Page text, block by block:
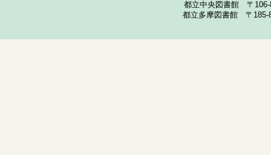
都立中央図書館 〒
都立多摩図書館 〒185-